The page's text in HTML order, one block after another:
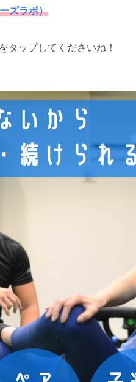
ズラボ）
タップしてくださいね！